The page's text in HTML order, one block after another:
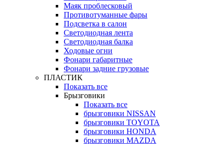
Маяк проблесковый
Противотуманные фары
Подсветка в салон
Светодиодная лента
Светодиодная балка
Ходовые огни
Фонари габаритные
Фонари задние грузовые
ПЛАСТИК
Показать все
Брызговики
Показать все
брызговики NISSAN
брызговики TOYOTA
брызговики HONDA
брызговики MAZDA